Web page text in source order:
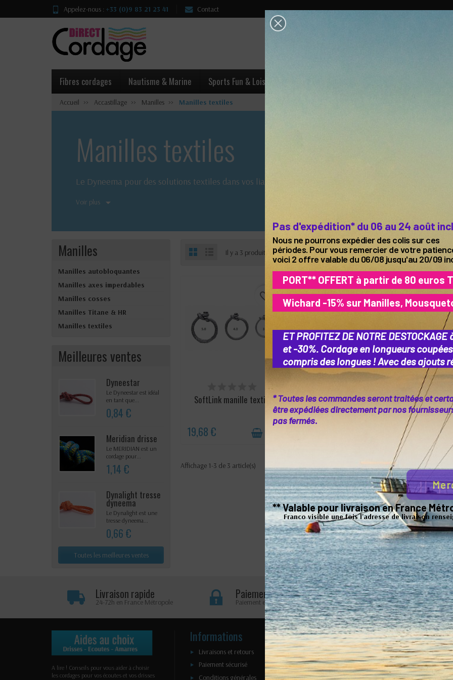
Appelez-nous : +33 (0)9 83 21 23 41 Contact
Fibres cordages Nautisme & Marine Sports Fun & Loisirs
Accueil Accastillage Manilles Manilles textiles
Manilles textiles
Le Dyneema pour des solutions textiles dans vos liaisons
Voir plus
Manilles
Manilles autobloquantes
Manilles axes imperdables
Manilles cosses
Manilles Titane & HR
Manilles textiles
Meilleures ventes
Dyneestar
Le Dyneestar est idéal
en tant que...
0,84 €
Meridian drisse
Le MERIDIAN est un
cordage pour...
1,14 €
Dynalight tresse
dyneema
Le Dynalight est une
tresse dyneema...
0,66 €
Toutes les meilleures ventes
Il y a 3 produits.
DÉLAI PAR E-MAIL
favorite_border
SoftLink manille textile
19,68 €
favorite_border
Manille textile Dynalight
STOCK
RAPIDE
20,34 €
Affichage 1-3 de 3 article(s)
Livraison rapide
24-72h en France Métropole
Paiement sécurisé
Paiement en ligne 100% sécurisé
Retours faciles
Retours possibles
A lire ! Conseils pour vous aider à choisir
les cordages pour vos écoutes et vos drisses
Informations
Livraisons et retours
Paiement sécurisé
Conditions générales
Nos produits
Cordages
Accastillage
Nos marques
Notre
Mentions
Plan du site
Gestion
Nous ne pourrons expédier des colis sur ces
périodes. Pour vous remercier de votre
voici 2 offre valable du 06/08 jusqu'au 20/09
PORT** OFFERT à partir de 80 euros
Wichard -15% sur Manilles,
ET PROFITEZ DE NOTRE DESTOCKAGE
et -30%. Cordage en longueurs
compris des longues ! Avec des ajouts
* Toutes les commandes seront traitées et
être expédiées directement par nos
pas fermés.
** Valable pour livraison en France
Pas d'expédition* du 06 au 24 août
Franco visible une fois l'adresse de livraison